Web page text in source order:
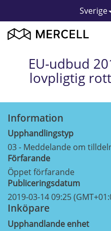
Sverige
EU-udbud
lovpligtig
Information
Upphandlingstyp
03 - Meddelande om
Förfarande
Öppet förfarande
Publiceringsdatum
2019-03-14 09:25
Inköpare
Upphandlande enhet